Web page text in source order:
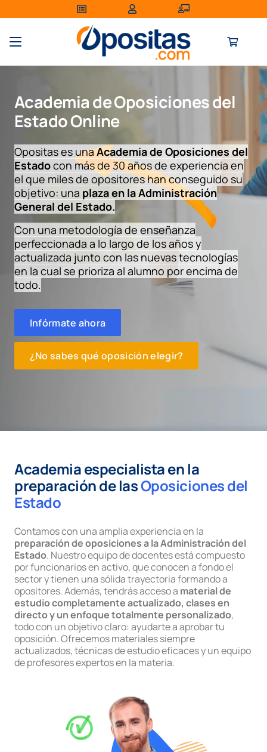
Academia de Oposiciones del
Estado Online
Opositas es unaAcademia de Oposiciones del
Estadocon más de 30 años de experiencia en
el que miles de opositores han conseguido su
objetivo: una plaza en la Administración
General del Estado.
Con una metodología de enseñanza
perfeccionada a lo largo de los años y
actualizada junto con las nuevas tecnologías
en la cual se prioriza al alumno por encima de
todo.
Infórmate ahora
¿No sabes qué oposición elegir?
Academia especialista en la
preparación de lasOposiciones del
Estado
Contamos con una amplia experiencia en la
preparación de oposiciones a la Administración del
Estado. Nuestro equipo de docentes está compuesto
por funcionarios en activo, que conocen a fondo el
sector y tienen una sólida trayectoria formando a
opositores. Además, tendrás acceso a material de
estudio completamente actualizado, clases en
directo y un enfoque totalmente personalizado,
todo con un objetivo claro: ayudarte a aprobar tu
oposición. Ofrecemos materiales siempre
actualizados, técnicas de estudio eficaces y un equipo
de profesores expertos en la materia.